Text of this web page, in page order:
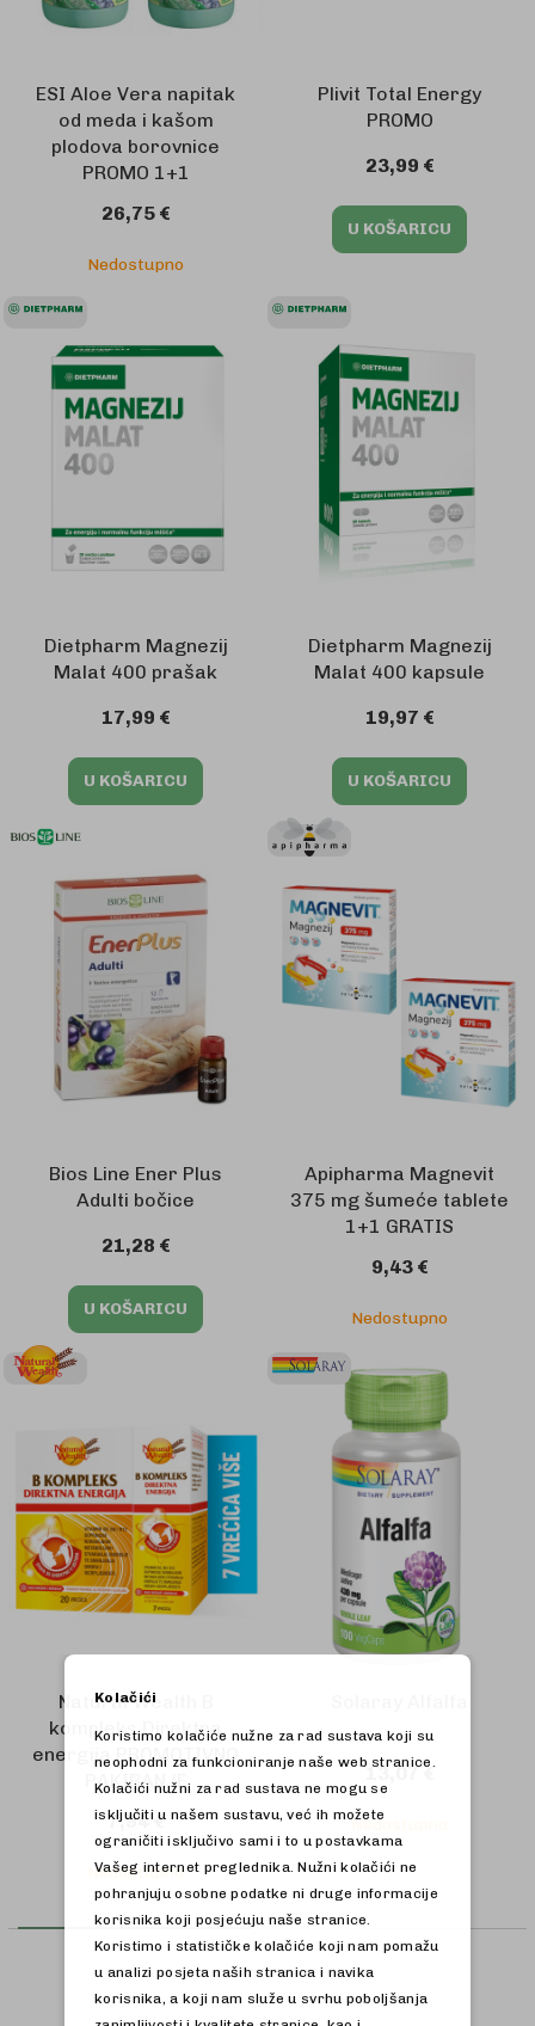
ESI Aloe Vera napitak
od meda i kašom
plodova borovnice
PROMO 1+1
26,75 €
Nedostupno
Plivit Total Energy
PROMO
23,99 €
U KOŠARICU
Dietpharm Magnezij
Malat 400 prašak
17,99 €
U KOŠARICU
Dietpharm Magnezij
Malat 400 kapsule
19,97 €
U KOŠARICU
Bios Line Ener Plus
Adulti bočice
21,28 €
U KOŠARICU
Apipharma Magnevit
375 mg šumeće tablete
1+1 GRATIS
9,43 €
Nedostupno
Natural Wealth B
kompleks Direktna
energija PROMOTIVNO
PAKIRANJE
7,94 €
Nedostupno
13,07 €
Nedostupno
Kolačići
Koristimo kolačiće nužne za rad sustava koji su
neophodni za funkcioniranje naše web stranice.
Kolačići nužni za rad sustava ne mogu se
isključiti u našem sustavu, već ih možete
ograničiti isključivo sami i to u postavkama
Vašeg internet preglednika. Nužni kolačići ne
pohranjuju osobne podatke ni druge informacije
korisnika koji posjećuju naše stranice.
Koristimo i statističke kolačiće koji nam pomažu
u analizi posjeta naših stranica i navika
korisnika, a koji nam služe u svrhu poboljšanja